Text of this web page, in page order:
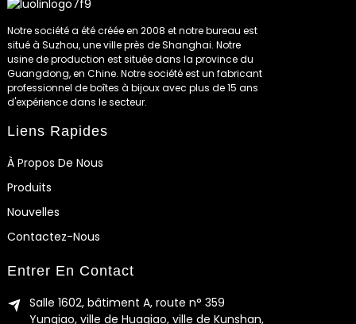
Notre société a été créée en 2008 et notre bureau est
situé à Suzhou, une ville près de Shanghai. Notre
usine de production est située dans la province du
Guangdong, en Chine. Notre société est un fabricant
professionnel de boîtes à bijoux avec plus de 15 ans
d'expérience dans le secteur.
Liens Rapides
À Propos De Nous
Produits
Nouvelles
Contactez-Nous
Entrer En Contact
Salle 1602, bâtiment A, route n° 359
Yunqiao, ville de Huaqiao, ville de Kunshan,